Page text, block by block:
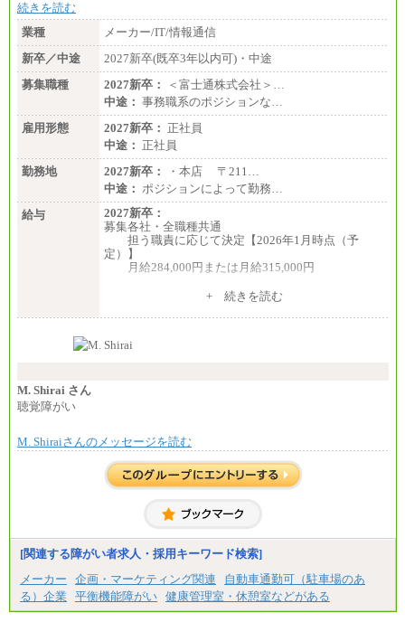
続きを読む
業種
メーカー/IT/情報通信
新卒／中途
2027新卒(既卒3年以内可)・中途
募集職種
2027新卒：
＜富士通株式会社＞…
中途： 事務職系のポジションな…
雇用形態
2027新卒： 正社員
中途： 正社員
勤務地
2027新卒：
・本店 〒211…
中途： ポジションによって勤務…
給与
2027新卒：
募集各社・全職種共通
担う職責に応じて決定【2026年1月時点（予
定）】
月給284,000円または月給315,000円
※入社後早期から、自律的な業務遂行が求めら
す。
い職責を担う方については、さらに高い金額を個別
※上記に加え、所定労働時間外に勤務をした場
※試用期間中も給与に変更はございません。
＜募集各社・全職種共通＞
月給21万円以上～
※試用期間中の給与に変更はありません。
ます。
+ 続きを読む
M. Shirai さん
聴覚障がい
M. Shiraiさんのメッセージを読む
[関連する障がい者求人・採用キーワード検索]
メーカー
企画・マーケティング関連
自動車通勤可（駐車場のあ
る）企業
平衡機能障がい 健康管理室・休憩室などがある